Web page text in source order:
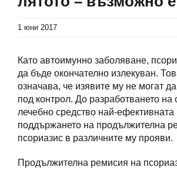
1 юни 2017
Като автоимунно заболяване,
да бъде окончателно излекуван.
означава, че изявите му не могат
под контрол. До разработването на
лечебно средство най-ефективната
поддържането на продължителна
псориазис в различните му прояви.
Продължителна ремисия на